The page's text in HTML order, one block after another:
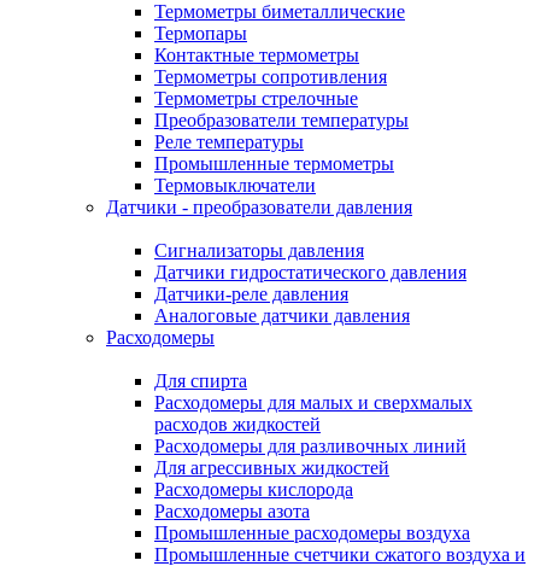
Термометры биметаллические
Термопары
Контактные термометры
Термометры сопротивления
Термометры стрелочные
Преобразователи температуры
Реле температуры
Промышленные термометры
Термовыключатели
Датчики - преобразователи давления
Сигнализаторы давления
Датчики гидростатического давления
Датчики-реле давления
Аналоговые датчики давления
Расходомеры
Для спирта
Расходомеры для малых и сверхмалых
расходов жидкостей
Расходомеры для разливочных линий
Для агрессивных жидкостей
Расходомеры кислорода
Расходомеры азота
Промышленные расходомеры воздуха
Промышленные счетчики сжатого воздуха и